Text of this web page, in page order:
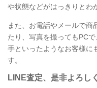
や状態などがはっきりとわ
また、お電話やメールで商
たり、写真を撮ってもPC
手といったようなお客様に
す。
LINE査定、是非よろし